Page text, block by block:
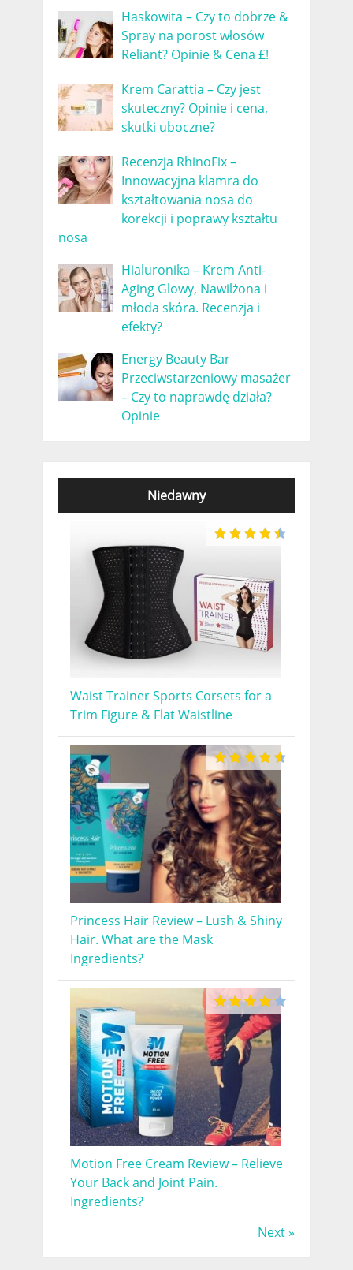
Haskowita – Czy to dobrze &
Spray na porost włosów
Reliant? Opinie & Cena £!
Krem Carattia – Czy jest
skuteczny? Opinie i cena,
skutki uboczne?
Recenzja RhinoFix –
Innowacyjna klamra do
kształtowania nosa do
korekcji i poprawy kształtu
nosa
Hialuronika – Krem Anti-
Aging Glowy, Nawilżona i
młoda skóra. Recenzja i
efekty?
Energy Beauty Bar
Przeciwstarzeniowy masażer
– Czy to naprawdę działa?
Opinie
Niedawny
Waist Trainer Sports Corsets for a
Trim Figure & Flat Waistline
Princess Hair Review – Lush & Shiny
Hair. What are the Mask
Ingredients?
Motion Free Cream Review – Relieve
Your Back and Joint Pain.
Ingredients?
Next »